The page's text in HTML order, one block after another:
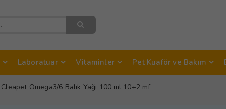
Laboratuar Vitaminler Pet Kuaför ve Bakım
Cleapet Omega3/6 Balık Yağı 100 ml 10+2 mf